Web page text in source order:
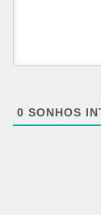
0 SONHOS